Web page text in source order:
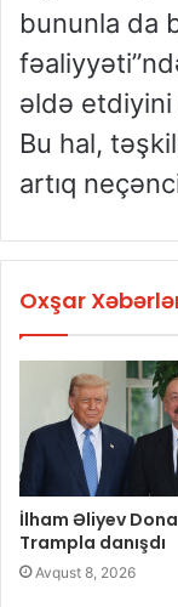
bununla da
əldə
Bu hal,
artıq
Oxşar
İlham Əliyev
Trampla danışdı
Avqust 8, 2026